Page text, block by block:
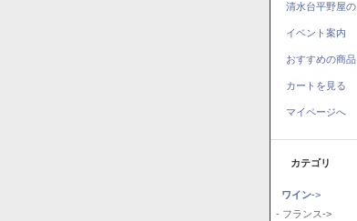
清水台平野屋の
イベント案内
おすすめの商品
カートを見る
マイページへ
カテゴリ
ワイン->
- フランス->